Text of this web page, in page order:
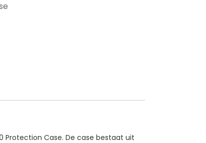
Protection Case. De case bestaat uit